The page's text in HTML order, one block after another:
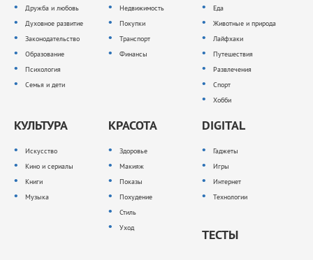
Дружба и любовь
Духовное развитие
Законодательство
Образование
Психология
Семья и дети
Недвижимость
Покупки
Транспорт
Финансы
Еда
Животные и природа
Лайфхаки
Путешествия
Развлечения
Спорт
Хобби
КУЛЬТУРА
Искусство
Кино и сериалы
Книги
Музыка
КРАСОТА
Здоровье
Макияж
Показы
Похудение
Стиль
Уход
DIGITAL
Гаджеты
Игры
Интернет
Технологии
ТЕСТЫ